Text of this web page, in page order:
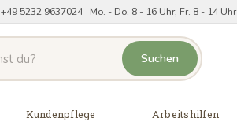
+49 5232 9637024 Mo. - Do. 8 - 16 Uhr, Fr. 8 - 14 Uhr
Suchen
Kundenpflege Arbeitshilfen